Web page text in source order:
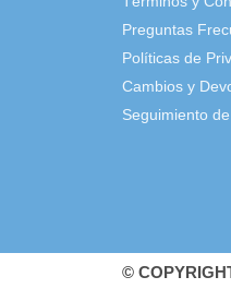
Preguntas
Políticas de
Cambios y
Seguimiento
©